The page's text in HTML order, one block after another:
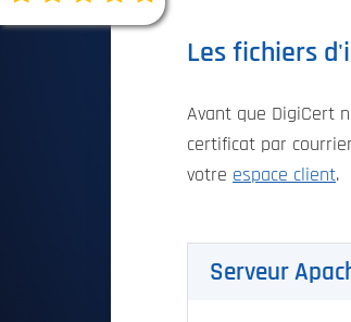
Les fichiers
Avant que DigiCert
certificat par
votre espace client.
Serveur